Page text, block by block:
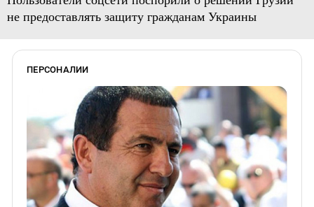
не предоставлять защиту гражданам Украины
ПЕРСОНАЛИИ